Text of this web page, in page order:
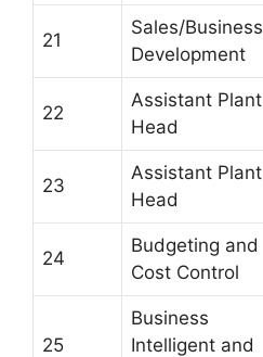
21
Sales/Business
Development
22
Assistant Plant
Head
23
Assistant Plant
Head
24
Budgeting and
Cost Control
25
Business
Intelligent and